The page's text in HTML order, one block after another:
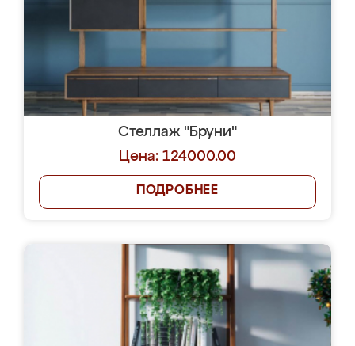
Стеллаж "Бруни"
Цена: 124000.00
ПОДРОБНЕЕ